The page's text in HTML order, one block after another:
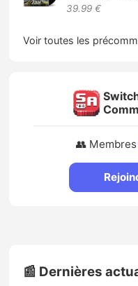
39.99 €
Voir toutes les
👥 Membres
📰 Dernières